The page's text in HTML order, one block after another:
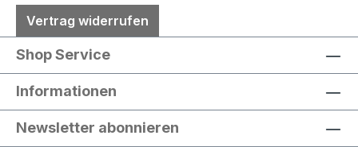
Vertrag widerrufen
Shop Service
Informationen
Newsletter abonnieren